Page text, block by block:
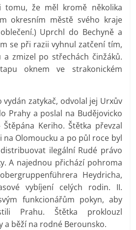
tomu, že měl kromě několika
okresním městě svého kraje
Uprchl do Bechyně a
se při razii vyhnul zatčení tím,
zmizel po střechách činžáků.
oknem ve strakonickém
vydán zatykač, odvolal jej Urxův
Prahy a poslal na Budějovicko
Keriho. Štětka převzal
na Olomoucku a po půl roce byl
ilegální Rudé právo
A najednou přichází pohroma
Heydricha,
vybíjení celých rodin. II.
funkcionářům pokyn, aby
Prahu. Štětka proklouzl
a běží na rodné Berounsko.